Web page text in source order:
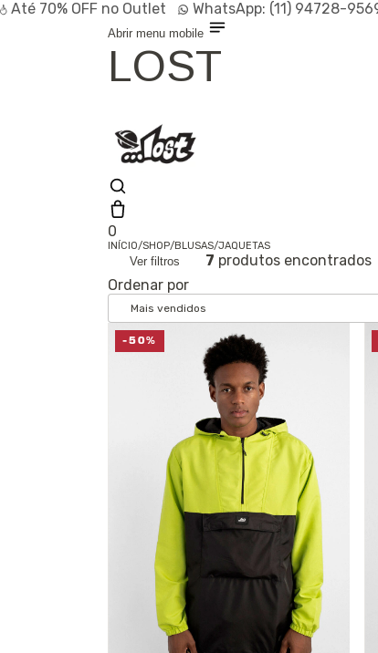
Até 70% OFF no Outlet WhatsApp: (11) 94728-
Abrir menu mobile
LOST
0
INÍCIO/SHOP/BLUSAS/JAQUETAS
Ver filtros 7 produtos encontrados
Ordenar por
-50%